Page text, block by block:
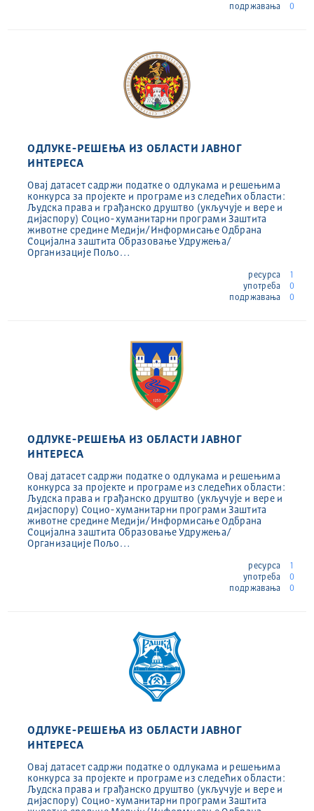
подржавања 0
ОДЛУКЕ-РЕШЕЊА ИЗ ОБЛАСТИ ЈАВНОГ
ИНТЕРЕСА
Овај датасет садржи податке о одлукама и решењима
конкурса за пројекте и програме из следећих области:
Људска права и грађанско друштво (укључује и вере и
дијаспору) Социо-хуманитарни програми Заштита
животне средине Медији/Информисање Одбрана
Социјална заштита Образовање Удружења/
Организације Пољо…
ресурса
1
употреба
0
подржавања
0
ОДЛУКЕ-РЕШЕЊА ИЗ ОБЛАСТИ ЈАВНОГ
ИНТЕРЕСА
Овај датасет садржи податке о одлукама и решењима
конкурса за пројекте и програме из следећих области:
Људска права и грађанско друштво (укључује и вере и
дијаспору) Социо-хуманитарни програми Заштита
животне средине Медији/Информисање Одбрана
Социјална заштита Образовање Удружења/
Организације Пољо…
ресурса
1
употреба
0
подржавања
0
ОДЛУКЕ-РЕШЕЊА ИЗ ОБЛАСТИ ЈАВНОГ
ИНТЕРЕСА
Овај датасет садржи податке о одлукама и решењима
конкурса за пројекте и програме из следећих области:
Људска права и грађанско друштво (укључује и вере и
дијаспору) Социо-хуманитарни програми Заштита